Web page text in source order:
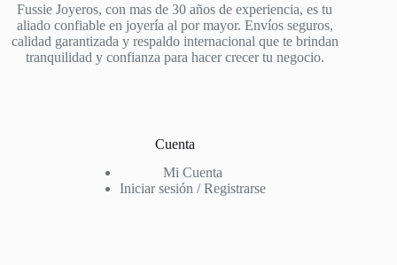
Fussie Joyeros, con mas de 30 años de experiencia, es tu
aliado confiable en joyería al por mayor. Envíos seguros,
calidad garantizada y respaldo internacional que te brindan
tranquilidad y confianza para hacer crecer tu negocio.
Cuenta
Mi Cuenta
Iniciar sesión / Registrarse